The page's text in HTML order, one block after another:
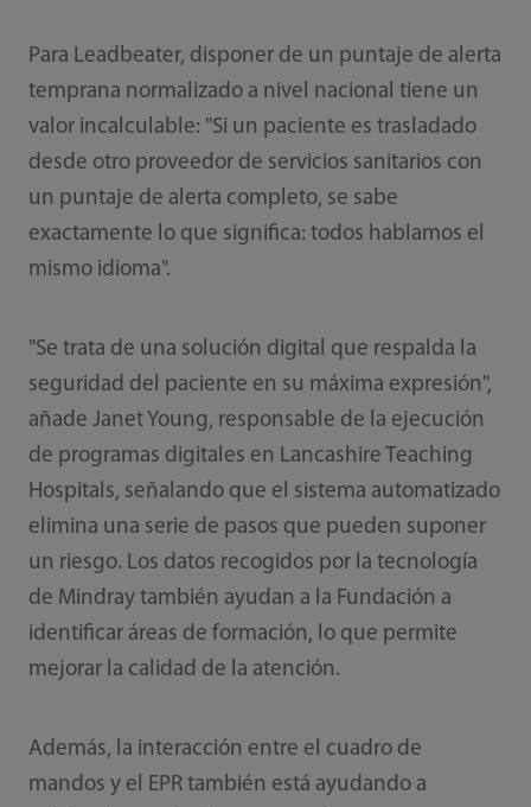
Para Leadbeater, disponer de un puntaje de alerta
temprana normalizado a nivel nacional tiene un
valor incalculable: "Si un paciente es trasladado
desde otro proveedor de servicios sanitarios con
un puntaje de alerta completo, se sabe
exactamente lo que significa: todos hablamos el
mismo idioma".
"Se trata de una solución digital que respalda la
seguridad del paciente en su máxima expresión",
añade Janet Young, responsable de la ejecución
de programas digitales en Lancashire Teaching
Hospitals, señalando que el sistema automatizado
elimina una serie de pasos que pueden suponer
un riesgo. Los datos recogidos por la tecnología
de Mindray también ayudan a la Fundación a
identificar áreas de formación, lo que permite
mejorar la calidad de la atención.
Además, la interacción entre el cuadro de
mandos y el EPR también está ayudando a